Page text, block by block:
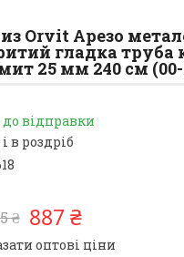
Orvit Арезо
гладка труба
25 мм 240 см (00-
до відправки
в роздріб
₴ 887 ₴
оптові ціни